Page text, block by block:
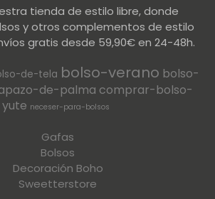
tienda de estilo libre, donde
y otros complementos de estilo
gratis desde 59,90€ en 24-48h.
de-tela bolso-verano bolso-
de-palma comprar-bolso-
yute neceser-para-bolsos
Gafas
Bolsos
Decoración Boho
Sweetterstore